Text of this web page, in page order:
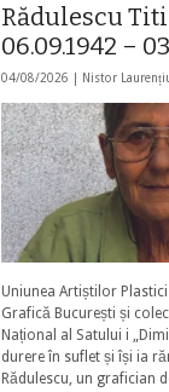
Rădulescu
06.09.1942 –
04/08/2026 | Nistor
Uniunea Artiștilor
Grafică București și
Național al Satului i
durere în suflet și își ia
Rădulescu, un grafician